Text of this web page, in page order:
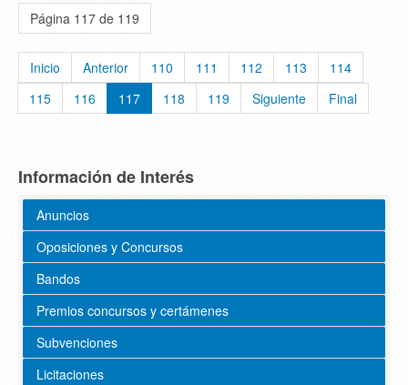
Página 117 de 119
Inicio Anterior 110 111 112 113
114
115
116 117 118 119 Siguiente Final
Información de Interés
Anuncios
Oposiciones y Concursos
Bandos
Premios concursos y certámenes
Subvenciones
Licitaciones